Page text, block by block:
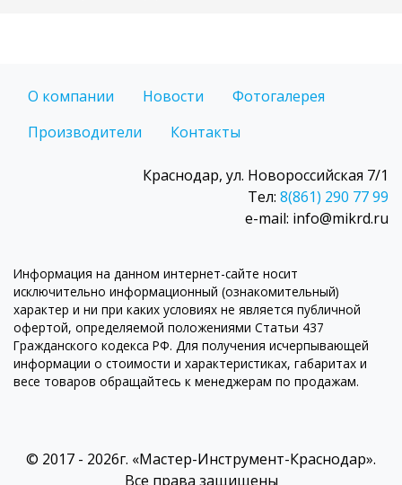
О компании Новости
Фотогалерея
Производители
Контакты
Краснодар, ул. Новороссийская 7/1
Тел: 8(861) 290 77 99
e-mail: info@mikrd.ru
Информация на данном интернет-сайте носит
исключительно информационный (ознакомительный)
характер и ни при каких условиях не является публичной
офертой, определяемой положениями Статьи 437
Гражданского кодекса РФ. Для получения исчерпывающей
информации о стоимости и характеристиках, габаритах и
весе товаров обращайтесь к менеджерам по продажам.
© 2017 - 2026г. «Мастер-Инструмент-Краснодар».
Все права защищены